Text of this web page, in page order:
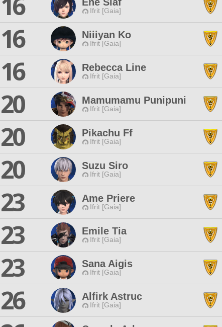
Ifrit [Gaia]
16
Niiiyan Ko
Ifrit [Gaia]
16
Rebecca Line
Ifrit [Gaia]
20
Mamumamu Punipuni
Ifrit [Gaia]
20
Pikachu Ff
Ifrit [Gaia]
20
Suzu Siro
Ifrit [Gaia]
23
Ame Priere
Ifrit [Gaia]
23
Emile Tia
Ifrit [Gaia]
23
Sana Aigis
Ifrit [Gaia]
26
Alfirk Astruc
Ifrit [Gaia]